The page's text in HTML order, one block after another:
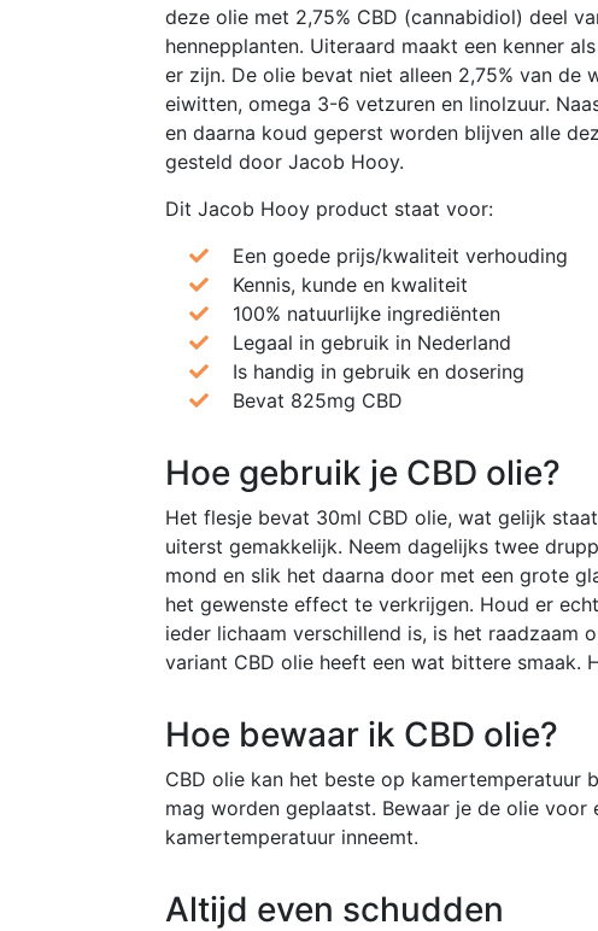
deze olie met 2,75% CBD (cannabidiol) deel
hennepplanten. Uiteraard maakt een kenner
er zijn. De olie bevat niet alleen 2,75% van de
eiwitten, omega 3-6 vetzuren en linolzuur.
en daarna koud geperst worden blijven alle
gesteld door Jacob Hooy.
Dit Jacob Hooy product staat voor:
Een goede prijs/kwaliteit verhouding
Kennis, kunde en kwaliteit
100% natuurlijke ingrediënten
Legaal in gebruik in Nederland
Is handig in gebruik en dosering
Bevat 825mg CBD
Hoe gebruik je CBD olie?
Het flesje bevat 30ml CBD olie, wat gelijk
uiterst gemakkelijk. Neem dagelijks twee
mond en slik het daarna door met een grote
het gewenste effect te verkrijgen. Houd er
ieder lichaam verschillend is, is het
variant CBD olie heeft een wat bittere smaak.
Hoe bewaar ik CBD olie?
CBD olie kan het beste op kamertemperatuur
mag worden geplaatst. Bewaar je de olie
kamertemperatuur inneemt.
Altijd even schudden